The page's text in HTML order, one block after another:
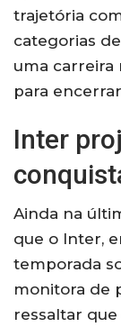
trajetória
categorias
uma carreira
para
Inter
Ainda na
que o Inter,
temporada
monitora de
ressaltar